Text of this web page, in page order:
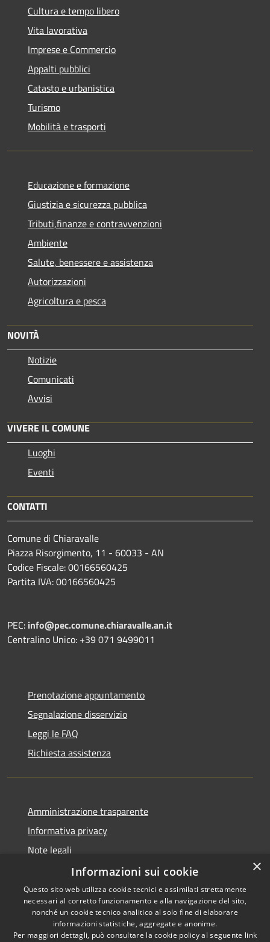
Cultura e tempo libero
Vita lavorativa
Imprese e Commercio
Appalti pubblici
Catasto e urbanistica
Turismo
Mobilità e trasporti
Educazione e formazione
Giustizia e sicurezza pubblica
Tributi,finanze e contravvenzioni
Ambiente
Salute, benessere e assistenza
Autorizzazioni
Agricoltura e pesca
NOVITÀ
Notizie
Comunicati
Avvisi
VIVERE IL COMUNE
Luoghi
Eventi
CONTATTI
Comune di Chiaravalle
Piazza Risorgimento, 11 - 60033 - AN
Codice Fiscale: 00166560425
Partita IVA: 00166560425
PEC: info@pec.comune.chiaravalle.an.it
Centralino Unico: +39 071 9499011
Prenotazione appuntamento
Segnalazione disservizio
Leggi le FAQ
Richiesta assistenza
Amministrazione trasparente
Informativa privacy
Note legali
Dichiarazione di accessibilità
RSS
Copyright © 2026 • Comune di
×
Informazioni sui cookie
Questo sito web utilizza cookie tecnici e assimilati strettamente
necessari al corretto funzionamento e alla navigazione del sito,
nonché un cookie tecnico analitico al solo fine di elaborare
informazioni statistiche, aggregate e anonime.
Per maggiori dettagli, può consultare la cookie policy al seguente link